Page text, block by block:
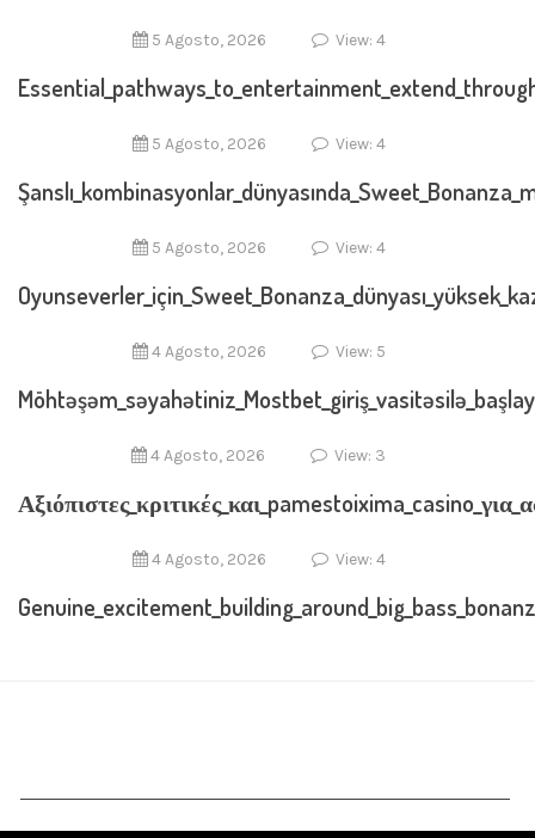
5 Agosto, 2026 View: 4
5 Agosto, 2026 View: 4
5 Agosto, 2026 View: 4
4 Agosto, 2026 View: 5
4 Agosto, 2026 View: 3
4 Agosto, 2026 View: 4